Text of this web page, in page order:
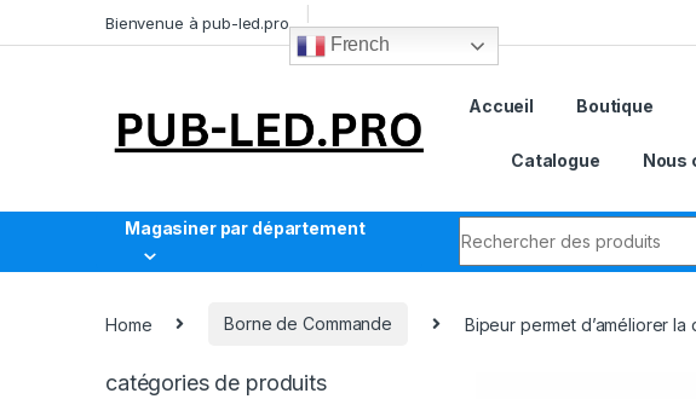
Bienvenue à pub-led.pro
French
Accueil Boutique
Catalogue Nous
Magasiner par département
Home Borne de Commande Bipeur permet d’améliorer
catégories de produits